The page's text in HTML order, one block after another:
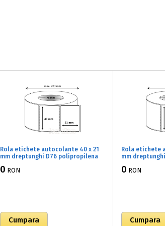
Rola etichete autocolante 40 x 21
mm dreptunghi D76 polipropilena
buc/rola (72x040021)
0 RON
Rola etichete
mm
buc/rola
0 RON